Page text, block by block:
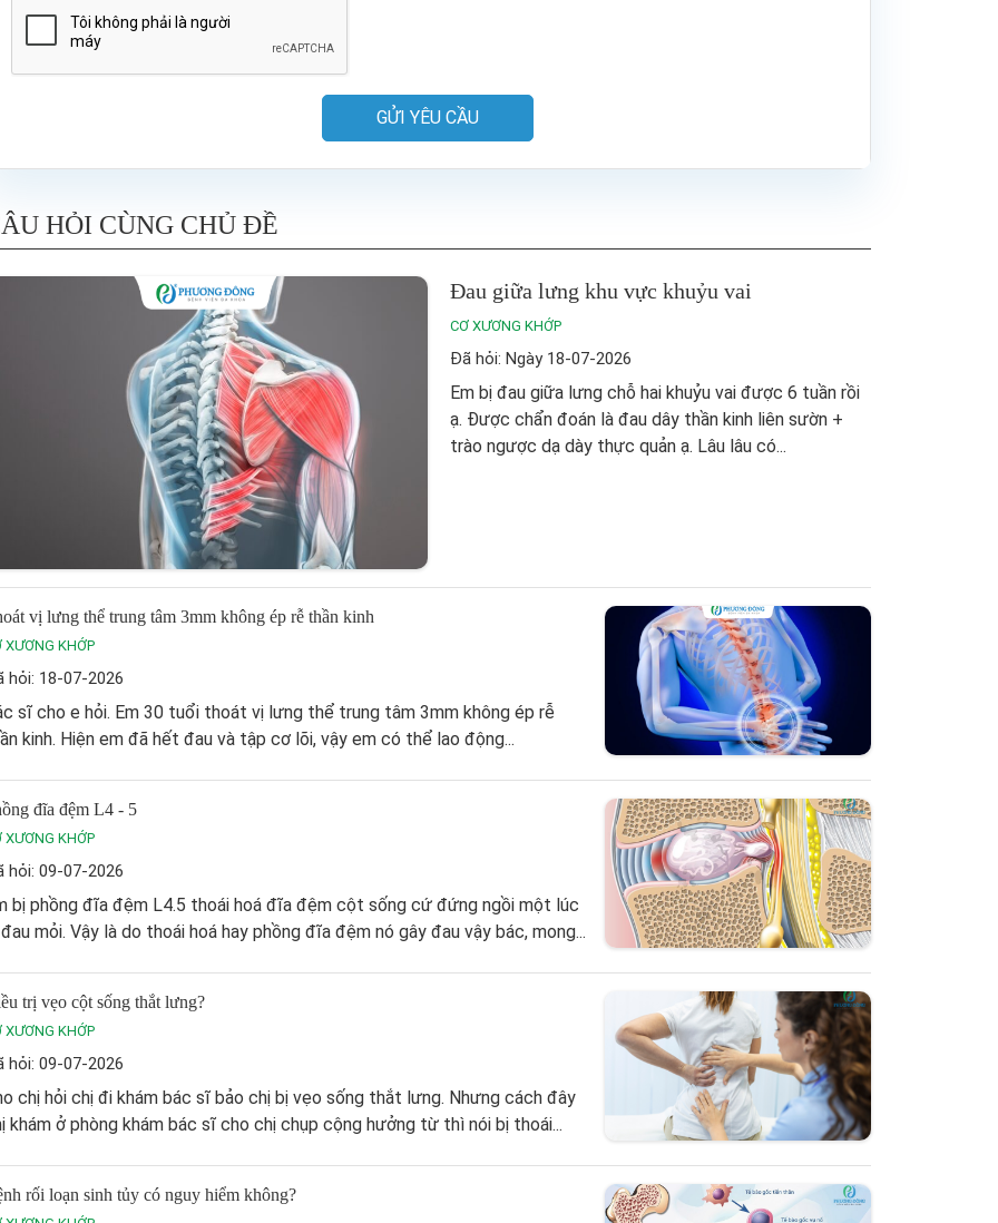
GỬI YÊU CẦU
HỎI CÙNG CHỦ ĐỀ
Đau giữa lưng khu vực khuỷu vai
CƠ XƯƠNG KHỚP
Đã hỏi: Ngày 18-07-2026
Em bị đau giữa lưng chỗ hai khuỷu vai được 6 tuần rồi
ạ. Được chẩn đoán là đau dây thần kinh liên sườn +
trào ngược dạ dày thực quản ạ. Lâu lâu có...
vị lưng thể trung tâm 3mm không ép rễ thần kinh
XƯƠNG KHỚP
hỏi: 18-07-2026
sĩ cho e hỏi. Em 30 tuổi thoát vị lưng thể trung tâm 3mm không ép rễ
kinh. Hiện em đã hết đau và tập cơ lõi, vậy em có thể lao động...
đĩa đệm L4 - 5
XƯƠNG KHỚP
hỏi: 09-07-2026
bị phồng đĩa đệm L4.5 thoái hoá đĩa đệm cột sống cứ đứng ngồi một lúc
mỏi. Vậy là do thoái hoá hay phồng đĩa đệm nó gây đau vậy bác, mong...
trị vẹo cột sống thắt lưng?
XƯƠNG KHỚP
hỏi: 09-07-2026
chị hỏi chị đi khám bác sĩ bảo chị bị vẹo sống thắt lưng. Nhưng cách đây
khám ở phòng khám bác sĩ cho chị chụp cộng hưởng từ thì nói bị thoái...
rối loạn sinh tủy có nguy hiểm không?